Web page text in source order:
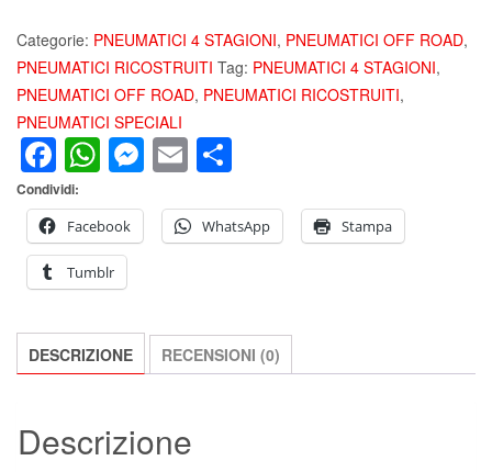
VARANO
275/60
R16
109H
M+S
PER
OFF
ROAD
FUORISTRADA
Categorie: PNEUMATICI 4 STAGIONI, PNEUMATICI OFF ROAD,
PNEUMATICI RICOSTRUITI Tag: PNEUMATICI 4 STAGIONI,
PNEUMATICI OFF ROAD, PNEUMATICI RICOSTRUITI,
PNEUMATICI SPECIALI
Facebook
WhatsApp
Messenger
Email
Condividi:
Facebook
WhatsApp Stampa
Tumblr
DESCRIZIONE RECENSIONI (0)
Descrizione